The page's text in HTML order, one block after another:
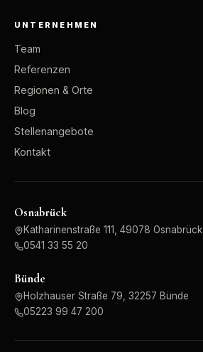
UNTERNEHMEN
Team
Referenzen
Regionen & Orte
Blog
Stellenangebote
Kontakt
Osnabrück
Katharinenstraße 111, 49078 Osnabrück
0541 33 55 20
Bünde
Holzhauser Straße 79, 32257 Bünde
05223 99 47 200